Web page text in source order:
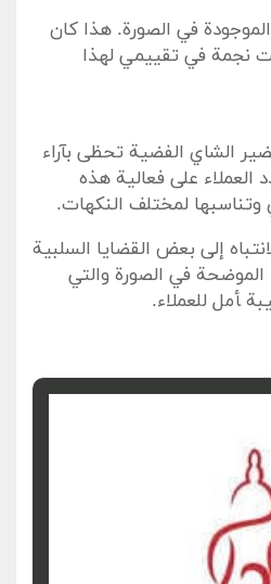
​في الصورة. هذا كان
نجمة في تقييمي لهذا
الشاي ⁣الفضية تحظى بآراء
⁢العملاء على فعالية ‌هذه
وتناسبها‌ لمختلف النكهات.
إلى بعض القضايا السلبية
في الصورة والتي
‍أمل للعملاء.